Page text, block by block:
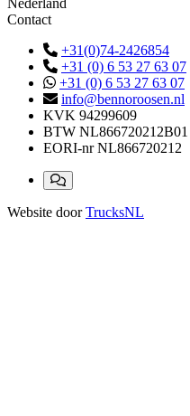
Nederland
Contact
+31(0)74-2426854
+31 (0) 6 53 27 63 07
+31 (0) 6 53 27 63 07
info@bennoroosen.nl
KVK 94299609
BTW NL866720212B01
EORI-nrNL866720212
Website door TrucksNL